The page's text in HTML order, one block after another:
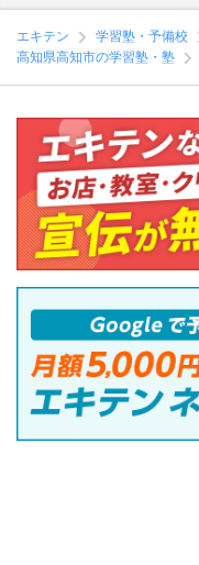
エキテン 学習塾・予備校
高知県高知市の学習塾・塾